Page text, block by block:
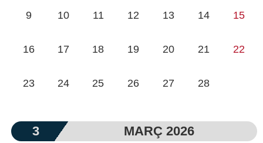
9 10 11 12 13 14 15
16 17 18 19 20 21 22
23 24 25 26 27 28
3 MARÇ 2026